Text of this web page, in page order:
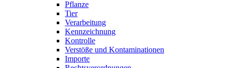
Pflanze
Tier
Verarbeitung
Kennzeichnung
Kontrolle
Verstöße und Kontaminationen
Importe